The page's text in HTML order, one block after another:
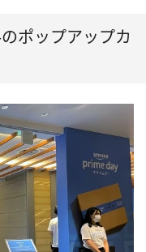
ポップアップカ